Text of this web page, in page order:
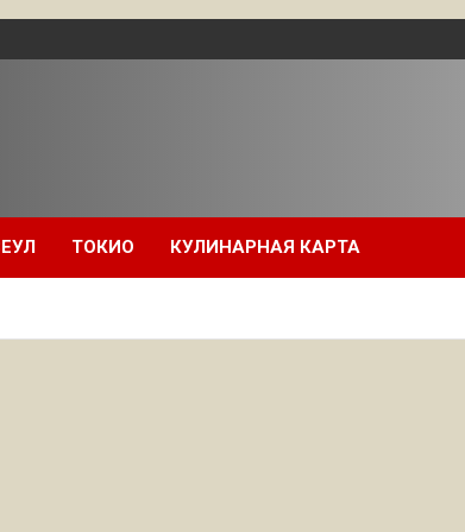
ТОКИО КУЛИНАРНАЯ КАРТА